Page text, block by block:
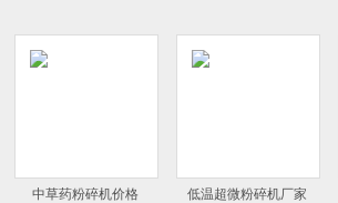
中草药粉碎机价格 低温超微粉碎机厂家